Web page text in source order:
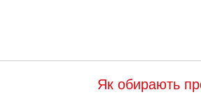
Як обирають